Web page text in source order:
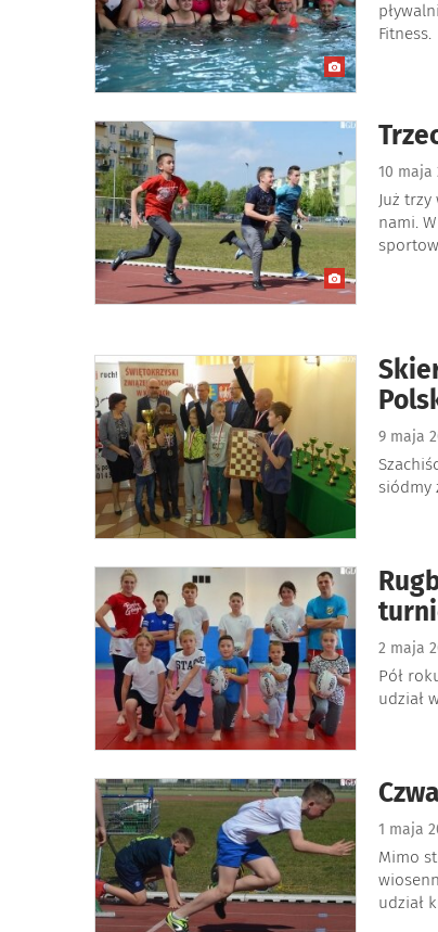
Fitness.
10 maja
Już
nami.
9 maja
siódmy
2 maja
Pół
udział
1 maja
Mimo
udział